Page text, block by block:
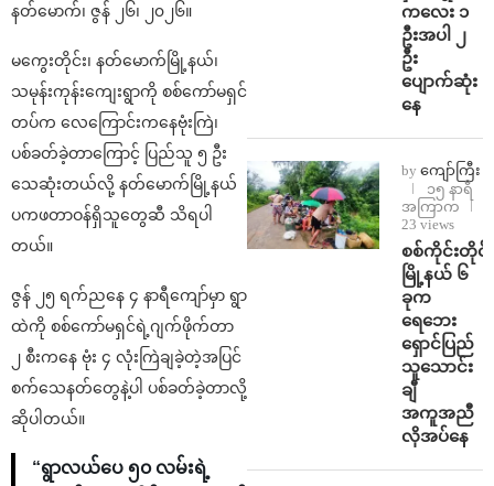
နတ်မောက်၊ ဇွန် ၂၆၊ ၂၀၂၆။
မကွေးတိုင်း၊ နတ်မောက်မြို့နယ်၊
သမုန်းကုန်းကျေးရွာကို စစ်ကော်မရှင်
တပ်က လေကြောင်းကနေဗုံးကြဲ၊
ပစ်ခတ်ခဲ့တာကြောင့် ပြည်သူ ၅ ဦး
သေဆုံးတယ်လို့ နတ်မောက်မြို့နယ်
ပကဖတာဝန်ရှိသူတွေဆီ သိရပါ
တယ်။
ဇွန် ၂၅ ရက်ညနေ ၄ နာရီကျော်မှာ ရွာ
ထဲကို စစ်ကော်မရှင်ရဲ့ဂျက်ဖိုက်တာ
၂ စီးကနေ ဗုံး ၄ လုံးကြဲချခဲ့တဲ့အပြင်
စက်သေနတ်တွေနဲ့ပါ ပစ်ခတ်ခဲ့တာလို့
ဆိုပါတယ်။
“ရွာလယ်ပေ ၅၀ လမ်းရဲ့
ကလေး ၁
ဦးအပါ ၂
ဦး
ပျောက်ဆုံး
နေ
by ကျော်ကြီး
၁၅ နာရီ
အကြာက
23 views
စစ်ကိုင်းတိုင်း
မြို့နယ် ၆
ခုက
ရေဘေး
ရှောင်ပြည်
သူသောင်း
ချီ
အကူအညီ
လိုအပ်နေ